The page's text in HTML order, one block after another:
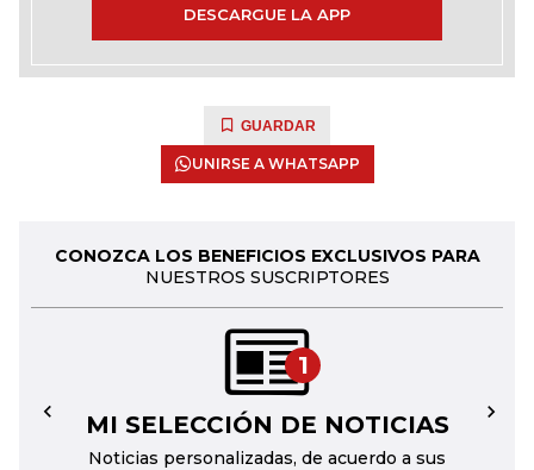
DESCARGUE LA APP
GUARDAR
UNIRSE A WHATSAPP
CONOZCA LOS BENEFICIOS EXCLUSIVOS PARA
NUESTROS SUSCRIPTORES
1
MI SELECCIÓN DE NOTICIAS
Noticias personalizadas, de acuerdo a sus
← →